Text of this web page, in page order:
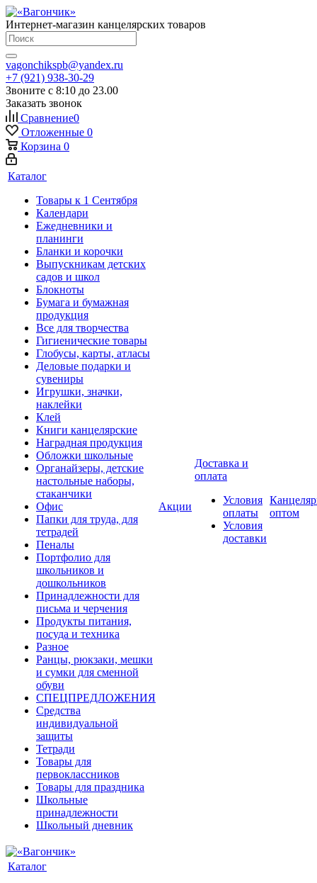
Интернет-магазин канцелярских товаров
vagonchikspb@yandex.ru
+7 (921) 938-30-29
Звоните с 8:10 до 23.00
Заказать звонок
Сравнение0
Отложенные 0
Корзина 0
Каталог
Товары к 1 Сентября
Календари
Ежедневники и
планинги
Бланки и корочки
Выпускникам детских
садов и школ
Блокноты
Бумага и бумажная
продукция
Все для творчества
Гигиенические товары
Глобусы, карты, атласы
Деловые подарки и
сувениры
Игрушки, значки,
наклейки
Клей
Книги канцелярские
Наградная продукция
Обложки школьные
Органайзеры, детские
настольные наборы,
стаканчики
Офис
Папки для труда, для
тетрадей
Пеналы
Портфолио для
школьников и
дошкольников
Принадлежности для
письма и черчения
Продукты питания,
посуда и техника
Разное
Ранцы, рюкзаки, мешки
и сумки для сменной
обуви
СПЕЦПРЕДЛОЖЕНИЯ
Средства
индивидуальной
защиты
Тетради
Товары для
первоклассников
Товары для праздника
Школьные
принадлежности
Школьный дневник
Акции
Доставка и
оплата
Условия
оплаты
Условия
доставки
оптом
Каталог